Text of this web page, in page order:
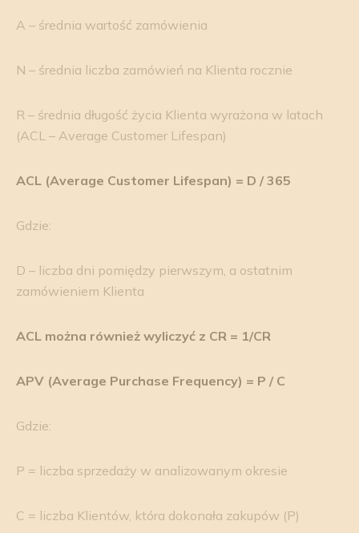
A – średnia wartość zamówienia
N – średnia liczba zamówień na Klienta rocznie
R – średnia długość życia Klienta wyrażona w latach
(ACL – Average Customer Lifespan)
ACL (Average Customer Lifespan) = D / 365
Gdzie:
D – liczba dni pomiędzy pierwszym, a ostatnim
zamówieniem Klienta
ACL można również wyliczyć z CR = 1/CR
APV (Average Purchase Frequency) = P / C
Gdzie:
P = liczba sprzedaży w analizowanym okresie
C = liczba Klientów, która dokonała zakupów (P)